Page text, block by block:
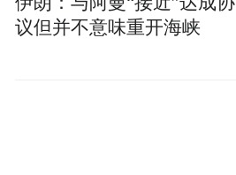
议但并不意味重开海峡